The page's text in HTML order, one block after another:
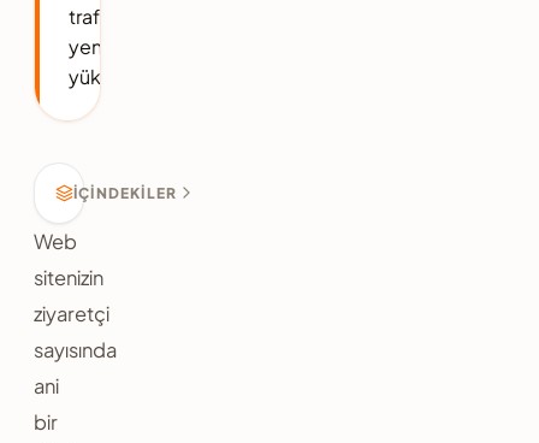
trafiğini
yeniden
yükseltin.
İÇINDEKILER
Web
sitenizin
ziyaretçi
sayısında
ani
bir